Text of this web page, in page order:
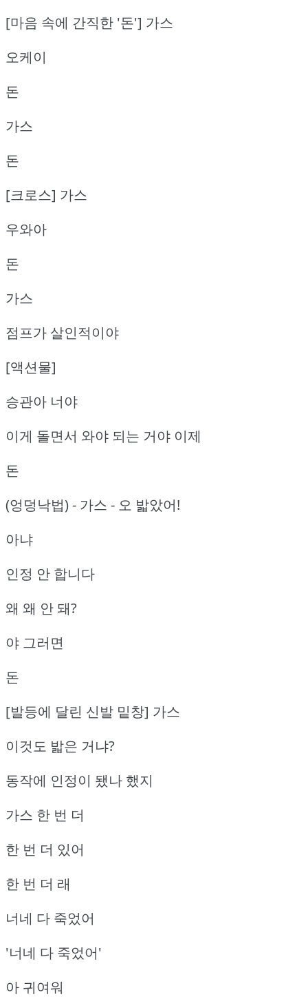
[마음 속에 간직한 '돈'] 가스
오케이
돈
가스
돈
[크로스] 가스
우와아
돈
가스
점프가 살인적이야
[액션물]
승관아 너야
이게 돌면서 와야 되는 거야 이제
돈
(엉덩낙법) - 가스 - 오 밟았어!
아냐
인정 안 합니다
왜 왜 안 돼?
야 그러면
돈
[발등에 달린 신발 밑창] 가스
이것도 밟은 거냐?
동작에 인정이 됐나 했지
가스 한 번 더
한 번 더 있어
한 번 더 래
너네 다 죽었어
'너네 다 죽었어'
아 귀여워